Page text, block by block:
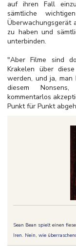
auf ihren Fall
sämtliche
Überwachungsgerät
zu haben und
unterbinden.
"Aber Filme sind
Krakelen über
werden, und ja,
diesem
kommentarlos
Punkt für Punkt
Sean Bean spielt einen
Iren. Nein, wie